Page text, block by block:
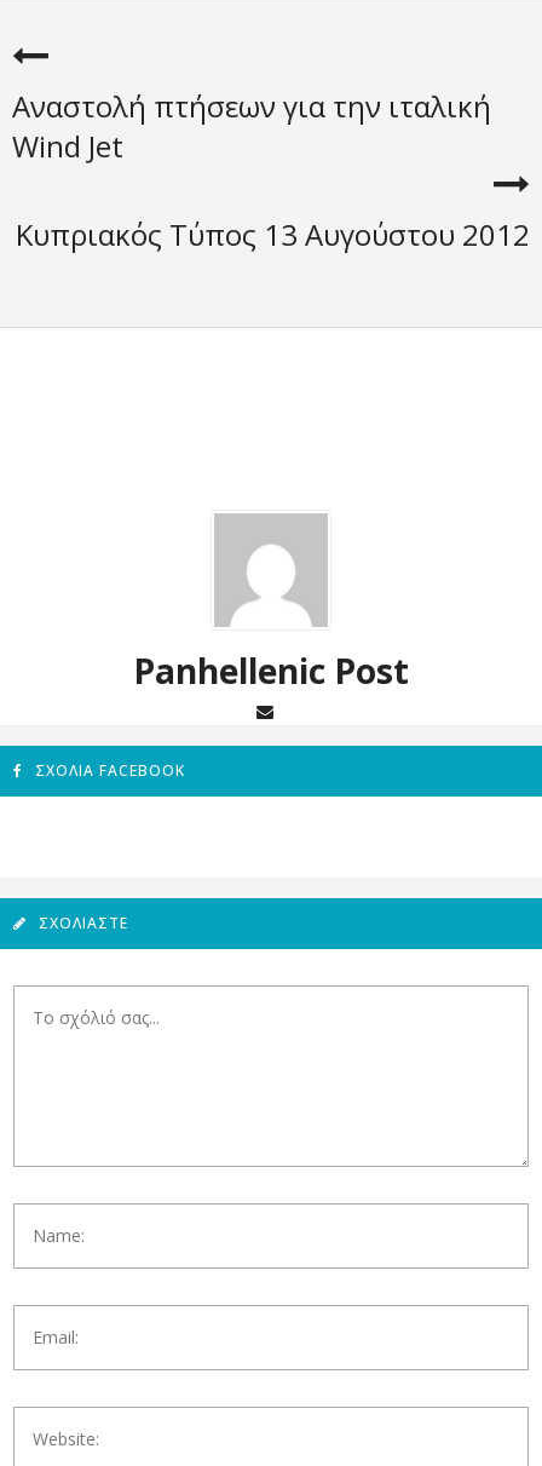
Αναστολή πτήσεων για την ιταλική
Wind Jet
Κυπριακός Τύπος 13 Αυγούστου 2012
Panhellenic Post
ΣΧΌΛΙΑ FACEBOOK
ΣΧΟΛΙΆΣΤΕ